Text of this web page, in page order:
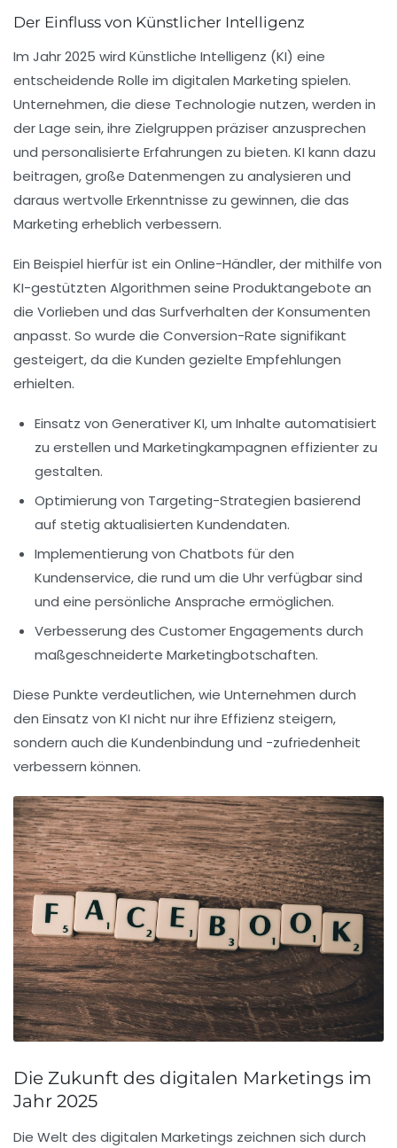
Der Einfluss von Künstlicher Intelligenz
Im Jahr 2025 wird Künstliche Intelligenz (KI) eine
entscheidende Rolle im digitalen Marketing spielen.
Unternehmen, die diese Technologie nutzen, werden in
der Lage sein, ihre Zielgruppen präziser anzusprechen
und personalisierte Erfahrungen zu bieten. KI kann dazu
beitragen, große Datenmengen zu analysieren und
daraus wertvolle Erkenntnisse zu gewinnen, die das
Marketing erheblich verbessern.
Ein Beispiel hierfür ist ein Online-Händler, der mithilfe von
KI-gestützten Algorithmen seine Produktangebote an
die Vorlieben und das Surfverhalten der Konsumenten
anpasst. So wurde die Conversion-Rate signifikant
gesteigert, da die Kunden gezielte Empfehlungen
erhielten.
Einsatz von Generativer KI, um Inhalte automatisiert
zu erstellen und Marketingkampagnen effizienter zu
gestalten.
Optimierung von Targeting-Strategien basierend
auf stetig aktualisierten Kundendaten.
Implementierung von Chatbots für den
Kundenservice, die rund um die Uhr verfügbar sind
und eine persönliche Ansprache ermöglichen.
Verbesserung des Customer Engagements durch
maßgeschneiderte Marketingbotschaften.
Diese Punkte verdeutlichen, wie Unternehmen durch
den Einsatz von KI nicht nur ihre Effizienz steigern,
sondern auch die Kundenbindung und -zufriedenheit
verbessern können.
Die Zukunft des digitalen Marketings im
Jahr 2025
Die Welt des digitalen Marketings zeichnen sich durch